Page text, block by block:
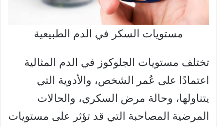
مستويات السكر في الدم الطبيعية
تختلف مستويات الجلوكوز في الدم المثالية
اعتمادًا على عُمر الشخص، والأدوية التي
يتناولها، وحالة مرض السكري، والحالات
المرضية المصاحبة التي قد تؤثر على مستويات